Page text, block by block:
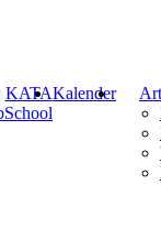
KATA
School
Kalender